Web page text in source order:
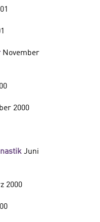
November
2000
Juni
2000